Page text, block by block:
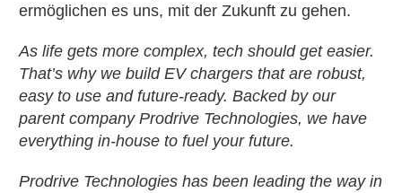
ermöglichen es uns, mit der Zukunft zu gehen.
As life gets more complex, tech should get easier.
That’s why we build EV chargers that are robust,
easy to use and future-ready. Backed by our
parent company Prodrive Technologies, we have
everything in-house to fuel your future.
Prodrive Technologies has been leading the way in